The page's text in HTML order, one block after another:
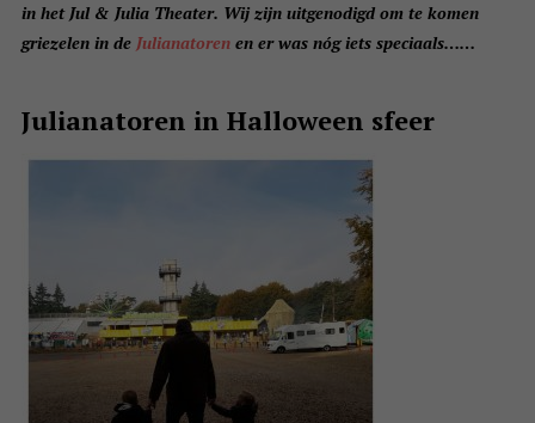
in het Jul & Julia Theater. Wij zijn uitgenodigd om te komen
griezelen in de Julianatorenen er was nóg iets speciaals……
Julianatoren in Halloween sfeer